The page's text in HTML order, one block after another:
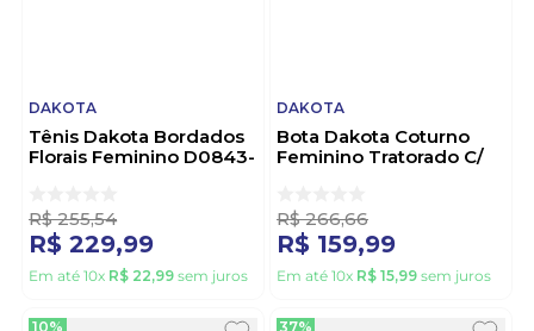
DAKOTA
Tênis Dakota Bordados
Florais Feminino D0843-
R$ 255,54
R$ 229,99
Em até 10x R$ 22,99 sem juros
DAKOTA
Bota Dakota Coturno
Feminino Tratorado C/
R$ 266,66
R$ 159,99
Em até 10x R$ 15,99 sem juros
10%
37%